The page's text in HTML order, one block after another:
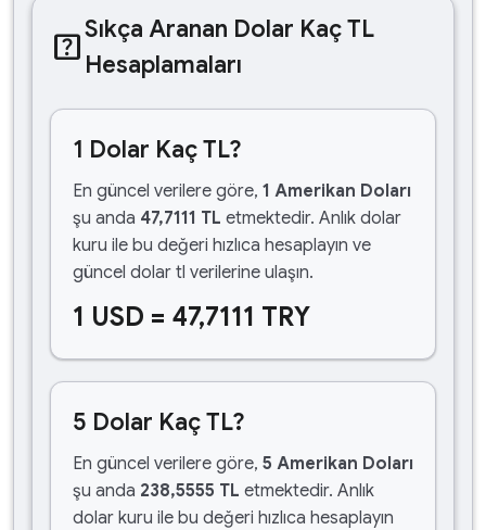
help_centerSıkça Aranan Dolar Kaç TL
Hesaplamaları
1 Dolar Kaç TL?
En güncel verilere göre, 1 Amerikan Doları
şu anda 47,7111 TL etmektedir. Anlık dolar
kuru ile bu değeri hızlıca hesaplayın ve
güncel dolar tl verilerine ulaşın.
1 USD = 47,7111 TRY
5 Dolar Kaç TL?
En güncel verilere göre, 5 Amerikan Doları
şu anda 238,5555 TL etmektedir. Anlık
dolar kuru ile bu değeri hızlıca hesaplayın